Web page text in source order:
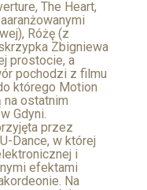
The Heart,
Różę (z
Zbigniewa
prostocie, a
pochodzi z filmu
którego Motion
na ostatnim
Gdyni.
przez
Dance, w której
i
efektami
Na